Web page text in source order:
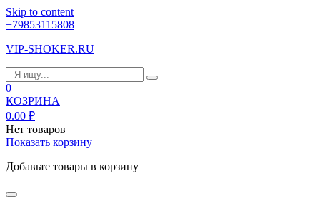
Skip to content
+79853115808
VIP-SHOKER.RU
0
КОЗРИНА
0.00 ₽
Нет товаров
Показать корзину
Добавьте товары в корзину